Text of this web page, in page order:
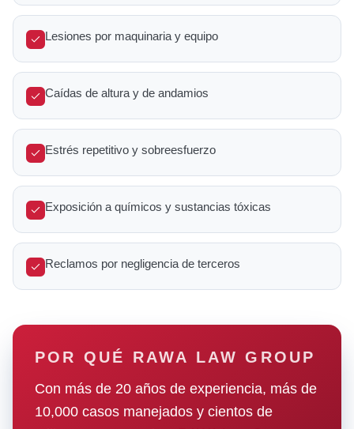
Lesiones por maquinaria y equipo
Caídas de altura y de andamios
Estrés repetitivo y sobreesfuerzo
Exposición a químicos y sustancias tóxicas
Reclamos por negligencia de terceros
POR QUÉ RAWA LAW GROUP
Con más de 20 años de experiencia, más de
10,000 casos manejados y cientos de